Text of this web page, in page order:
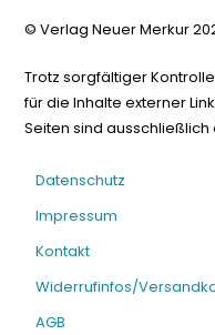
© Verlag Neuer Merkur
Trotz sorgfältiger
für die Inhalte externer
Seiten sind
Datenschutz
Impressum
Kontakt
Widerrufinfos/
AGB